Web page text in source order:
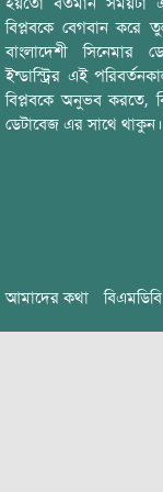
বিপ্লবকে বেগবান করে
বাংলাদেশী সিনেমার
ইন্ডাস্ট্রির এই
বিপ্লবকে অনুভব করতে,
ডেটাবেজ এর সাথে
আমাদের কথা